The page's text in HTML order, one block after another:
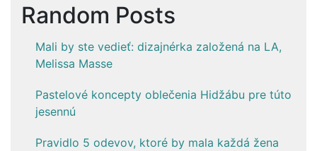
Random Posts
Mali by ste vedieť: dizajnérka založená na LA,
Melissa Masse
Pastelové koncepty oblečenia Hidžábu pre túto
jesennú
Pravidlo 5 odevov, ktoré by mala každá žena